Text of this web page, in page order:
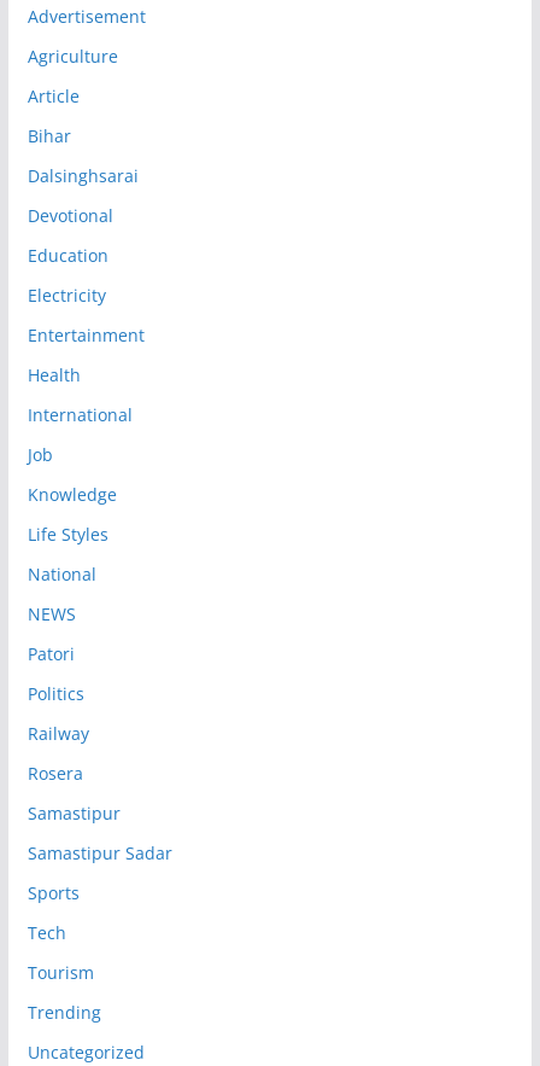
Advertisement
Agriculture
Article
Bihar
Dalsinghsarai
Devotional
Education
Electricity
Entertainment
Health
International
Job
Knowledge
Life Styles
National
NEWS
Patori
Politics
Railway
Rosera
Samastipur
Samastipur Sadar
Sports
Tech
Tourism
Trending
Uncategorized